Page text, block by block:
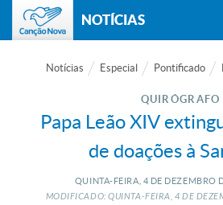
NOTÍCIAS
Notícias Especial Pontificado
QUIRÓGRAFO
Papa Leão XIV
de doações à
QUINTA-FEIRA, 4 DE DEZEMBRO
MODIFICADO: QUINTA-FEIRA, 4 DE